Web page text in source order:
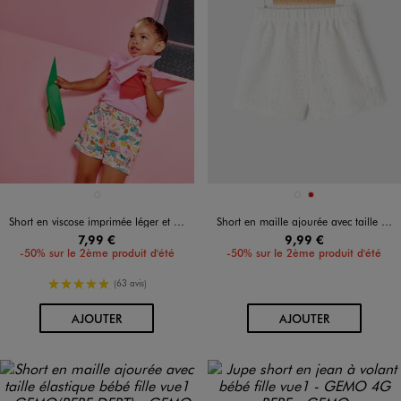
Short en viscose imprimée léger et fluide bébé fille
7,99 €
-50% sur le 2ème produit d'été
5/5 de moyenne
(63 avis)
AJOUTERAU PANIER
Disponible en 2 coloris
BLANC VIF
ROUGE
Short en maille ajourée avec taille élastique bébé fille
9,99 €
-50% sur le 2ème produit d'été
AJOUTERAU PANIER